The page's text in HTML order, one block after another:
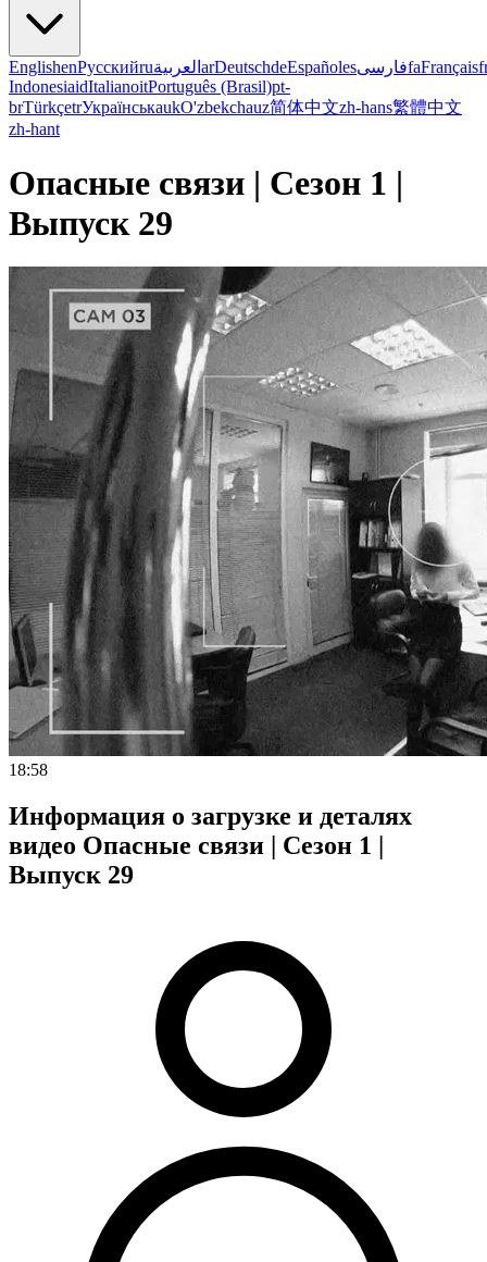
EnglishenРусскийruالعربية arDeutschdeEspañolesفارسیfaFrançais
IndonesiaidItalianoitPortuguês (Brasil)pt-
brTürkçetrУкраїнськаukO'zbekchauz简体中文zh-hans繁體中文
zh-hant
Опасные связи | Сезон 1 |
Выпуск 29
18:58
Информация о загрузке и деталях
видео Опасные связи | Сезон 1 |
Выпуск 29